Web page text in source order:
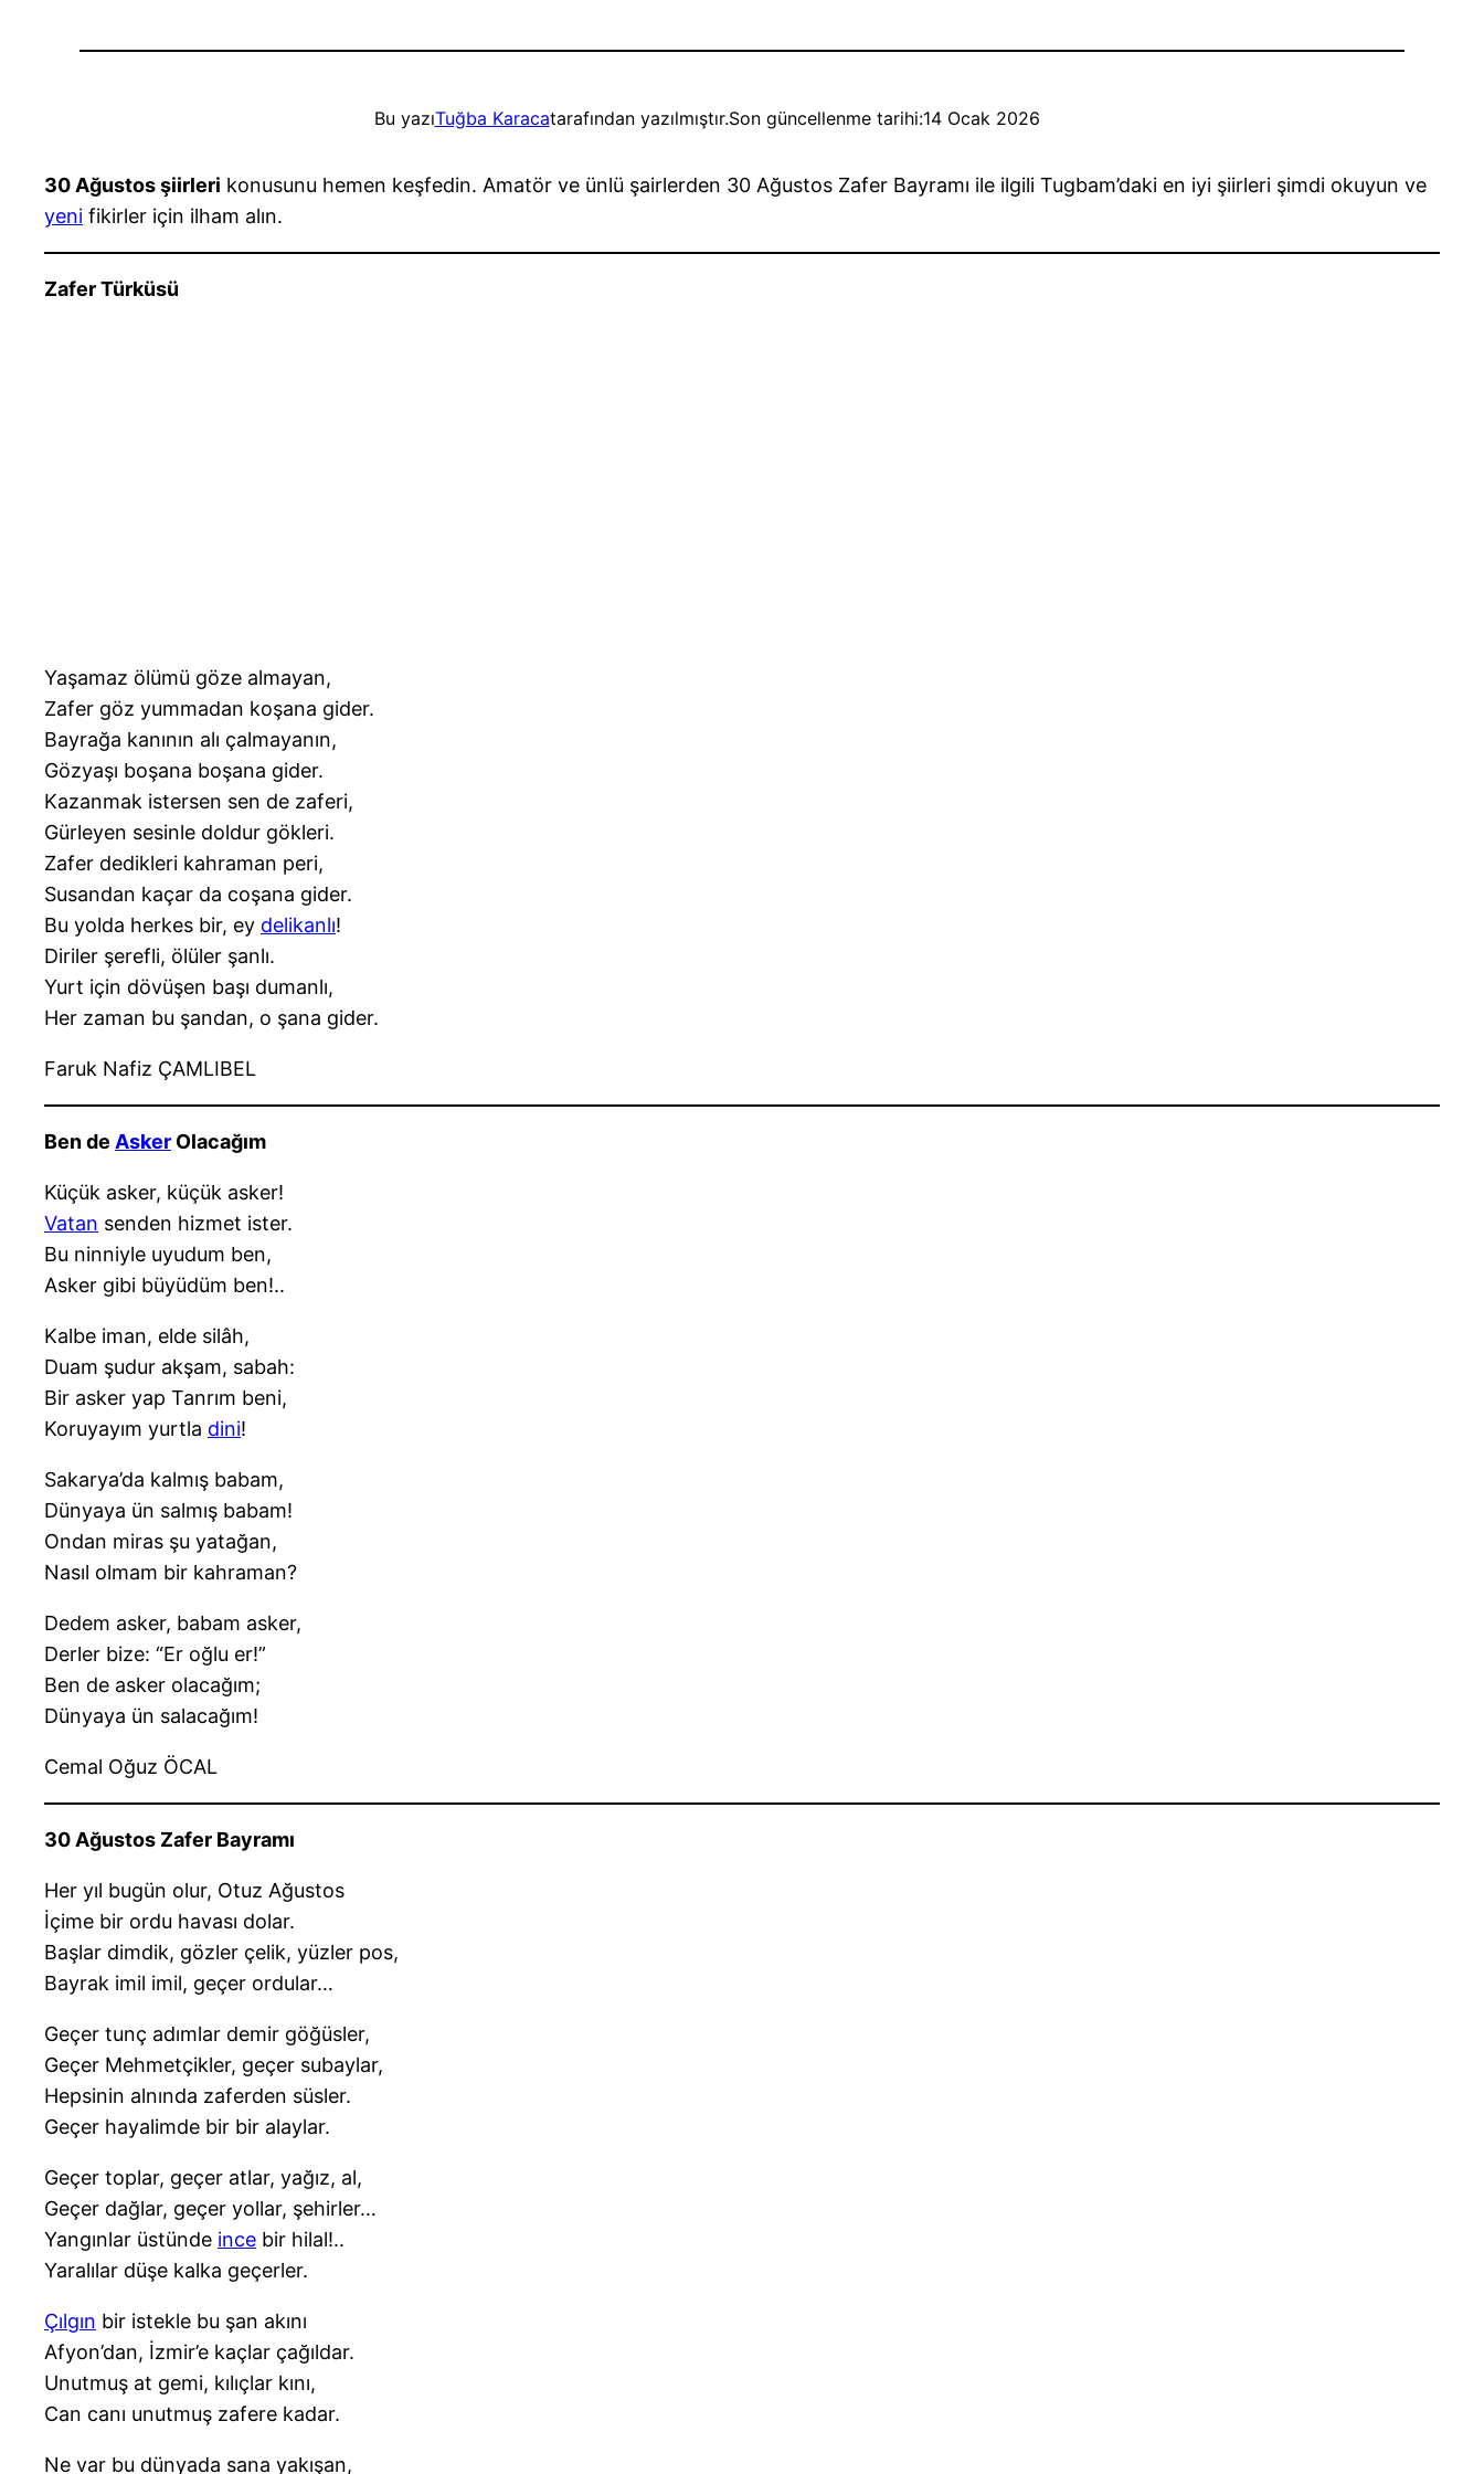
Bu yazıTuğba Karacatarafından yazılmıştır.Son güncellenme tarihi:14 Ocak 2026
30 Ağustos şiirleri konusunu hemen keşfedin. Amatör ve ünlü şairlerden 30 Ağustos Zafer Bayramı ile ilgili Tugbam’daki en iyi şiirleri şimdi okuyun ve
yeni fikirler için ilham alın.
Zafer Türküsü
Yaşamaz ölümü göze almayan,
Zafer göz yummadan koşana gider.
Bayrağa kanının alı çalmayanın,
Gözyaşı boşana boşana gider.
Kazanmak istersen sen de zaferi,
Gürleyen sesinle doldur gökleri.
Zafer dedikleri kahraman peri,
Susandan kaçar da coşana gider.
Bu yolda herkes bir, ey delikanlı!
Diriler şerefli, ölüler şanlı.
Yurt için dövüşen başı dumanlı,
Her zaman bu şandan, o şana gider.
Faruk Nafiz ÇAMLIBEL
Ben de Asker Olacağım
Küçük asker, küçük asker!
Vatan senden hizmet ister.
Bu ninniyle uyudum ben,
Asker gibi büyüdüm ben!..
Kalbe iman, elde silâh,
Duam şudur akşam, sabah:
Bir asker yap Tanrım beni,
Koruyayım yurtla dini!
Sakarya’da kalmış babam,
Dünyaya ün salmış babam!
Ondan miras şu yatağan,
Nasıl olmam bir kahraman?
Dedem asker, babam asker,
Derler bize: “Er oğlu er!”
Ben de asker olacağım;
Dünyaya ün salacağım!
Cemal Oğuz ÖCAL
30 Ağustos Zafer Bayramı
Her yıl bugün olur, Otuz Ağustos
İçime bir ordu havası dolar.
Başlar dimdik, gözler çelik, yüzler pos,
Bayrak imil imil, geçer ordular…
Geçer tunç adımlar demir göğüsler,
Geçer Mehmetçikler, geçer subaylar,
Hepsinin alnında zaferden süsler.
Geçer hayalimde bir bir alaylar.
Geçer toplar, geçer atlar, yağız, al,
Geçer dağlar, geçer yollar, şehirler…
Yangınlar üstünde ince bir hilal!..
Yaralılar düşe kalka geçerler.
Çılgın bir istekle bu şan akını
Afyon’dan, İzmir’e kaçlar çağıldar.
Unutmuş at gemi, kılıçlar kını,
Can canı unutmuş zafere kadar.
Ne var bu dünyada sana yakışan,